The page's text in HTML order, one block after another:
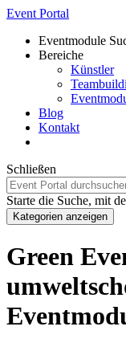
Event Portal
Eventmodule
Bereiche
Künstler
Blog
Kontakt
Schließen
Starte die Suche, mit
Kategorien anzeigen
Green